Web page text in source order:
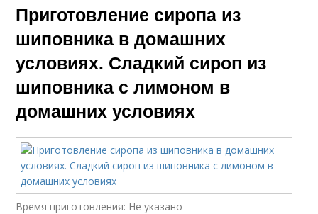
Приготовление сиропа из
шиповника в домашних
условиях. Сладкий сироп из
шиповника с лимоном в
домашних условиях
Время приготовления: Не указано